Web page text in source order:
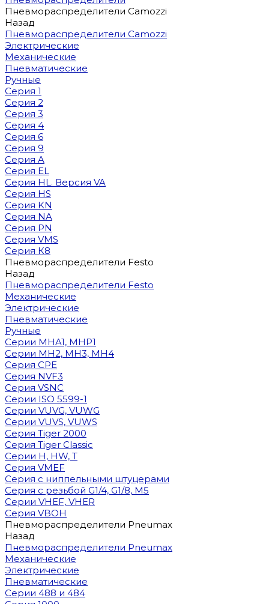
Пневмораспределители Camozzi
Назад
Пневмораспределители Camozzi
Электрические
Механические
Пневматические
Ручные
Серия 1
Серия 2
Серия 3
Серия 4
Серия 6
Серия 9
Серия A
Серия EL
Серия HL. Версия VA
Серия HS
Серия KN
Серия NA
Серия PN
Серия VMS
Серия К8
Пневмораспределители Festo
Назад
Пневмораспределители Festo
Механические
Электрические
Пневматические
Ручные
Cерии MHA1, MHP1
Cерии MH2, MH3, MH4
Cерия CPE
Серия NVF3
Серия VSNC
Серии ISO 5599-1
Серии VUVG, VUWG
Серии VUVS, VUWS
Серия Tiger 2000
Серия Tiger Classic
Серии H, HW, T
Серия VMEF
Серия с ниппельными штуцерами
Серия с резьбой G1/4, G1/8, М5
Серии VHEF, VHER
Серия VBOH
Пневмораспределители Pneumax
Назад
Пневмораспределители Pneumax
Механические
Электрические
Пневматические
Серии 488 и 484